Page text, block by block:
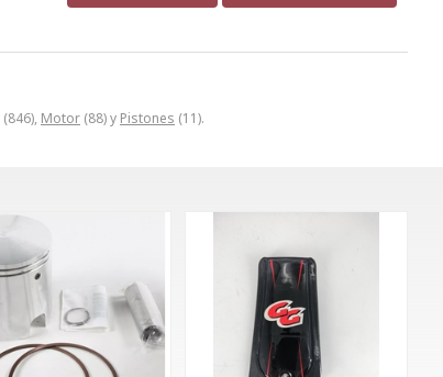
(846), Motor (88) y Pistones (11).